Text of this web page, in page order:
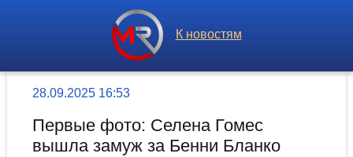
К новостям
28.09.2025 16:53
Первые фото: Селена Гомес
вышла замуж за Бенни Бланко